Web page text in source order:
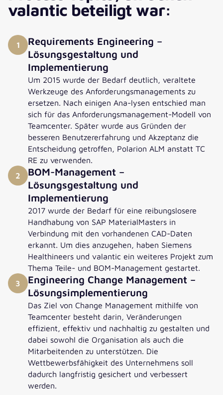
tragende Säule in unserem PLM-Programm. In
vertrauensvoller Zusammenarbeit ist ein
Leuchtturm-projekte bei Siemens Healthineers
zählt. Wir treiben das Programm kontinuierlich
weiter voran, um unsere Geschäfte weiter zu
harmo-nisieren und den vollen Benefit des PLM-
Systems zu realisieren.“
valantic beteiligt war:
1
Requirements Engineering –
Lösungsgestaltung und
Implementierung
Um 2015 wurde der Bedarf deutlich, veraltete
Werkzeuge des Anforderungsmanagements zu
ersetzen. Nach einigen Ana-lysen entschied man
sich für das Anforderungsmanagement-Modell von
Teamcenter. Später wurde aus Gründen der
besseren Benutzererfahrung und Akzeptanz die
Entscheidung getroffen, Polarion ALM anstatt TC
RE zu verwenden.
2
BOM-Management –
Lösungsgestaltung und
Implementierung
2017 wurde der Bedarf für eine reibungslosere
Handhabung von SAP MaterialMasters in
Verbindung mit den vorhandenen CAD-Daten
erkannt. Um dies anzugehen, haben Siemens
Healthineers und valantic ein weiteres Projekt zum
Thema Teile- und BOM-Management gestartet.
3
Engineering Change Management –
Lösungsimplementierung
Das Ziel von Change Management mithilfe von
Teamcenter besteht darin, Veränderungen
effizient, effektiv und nachhaltig zu gestalten und
dabei sowohl die Organisation als auch die
Mitarbeitenden zu unterstützen. Die
Wettbewerbsfähigkeit des Unternehmens soll
dadurch langfristig gesichert und verbessert
werden.